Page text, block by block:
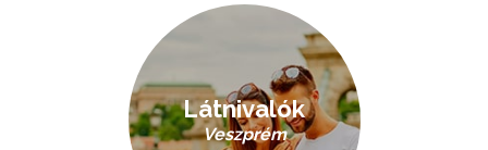
Látnivalók
Veszprém